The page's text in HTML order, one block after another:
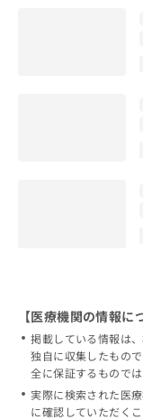
【医療機関の情報に
掲載している情報は
独自に収集したもの
全に保証するものでは
実際に検索された医
に確認していただく